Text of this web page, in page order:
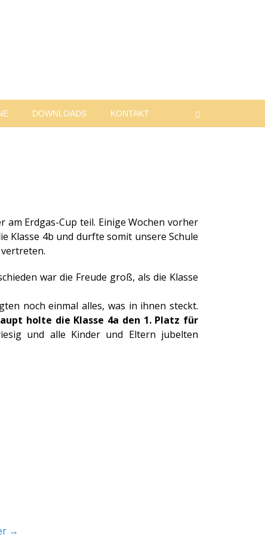
DOWNLOADS KONTAKT
am Erdgas-Cup teil. Einige Wochen vorher
Klasse 4b und durfte somit unsere Schule
war die Freude groß, als die Klasse
noch einmal alles, was in ihnen steckt.
holte die Klasse 4a den 1. Platz für
und alle Kinder und Eltern jubelten
→